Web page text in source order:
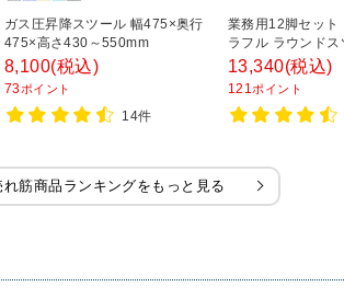
ガス圧昇降スツール 幅475×奥行
475×高さ430～550mm
8,100(税込)
73ポイント
14件
業務用12脚セット
ラフル ラウンドス
ス 待合室 椅子 ス
01
13,340(税込)
121ポイント
れ筋商品ランキングをもっと見る